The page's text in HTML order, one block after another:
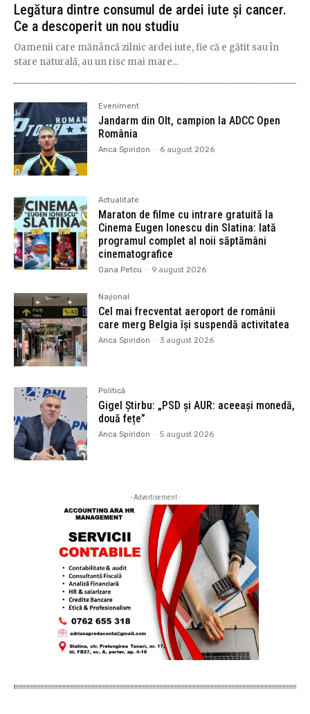
Legătura dintre consumul de ardei iute și cancer.
Ce a descoperit un nou studiu
Oamenii care mănâncă zilnic ardei iute, fie că e gătit sau în
stare naturală, au un risc mai mare...
Eveniment
Jandarm din Olt, campion la ADCC Open
România
Anca Spiridon - 6 august 2026
Actualitate
Maraton de filme cu intrare gratuită la
Cinema Eugen Ionescu din Slatina: Iată
programul complet al noii săptămâni
cinematografice
Oana Petcu - 9 august 2026
Naţional
Cel mai frecventat aeroport de românii
care merg Belgia își suspendă activitatea
Anca Spiridon - 3 august 2026
Politică
Gigel Știrbu: „PSD și AUR: aceeași monedă,
două fețe”
Anca Spiridon - 5 august 2026
- Advertisement -